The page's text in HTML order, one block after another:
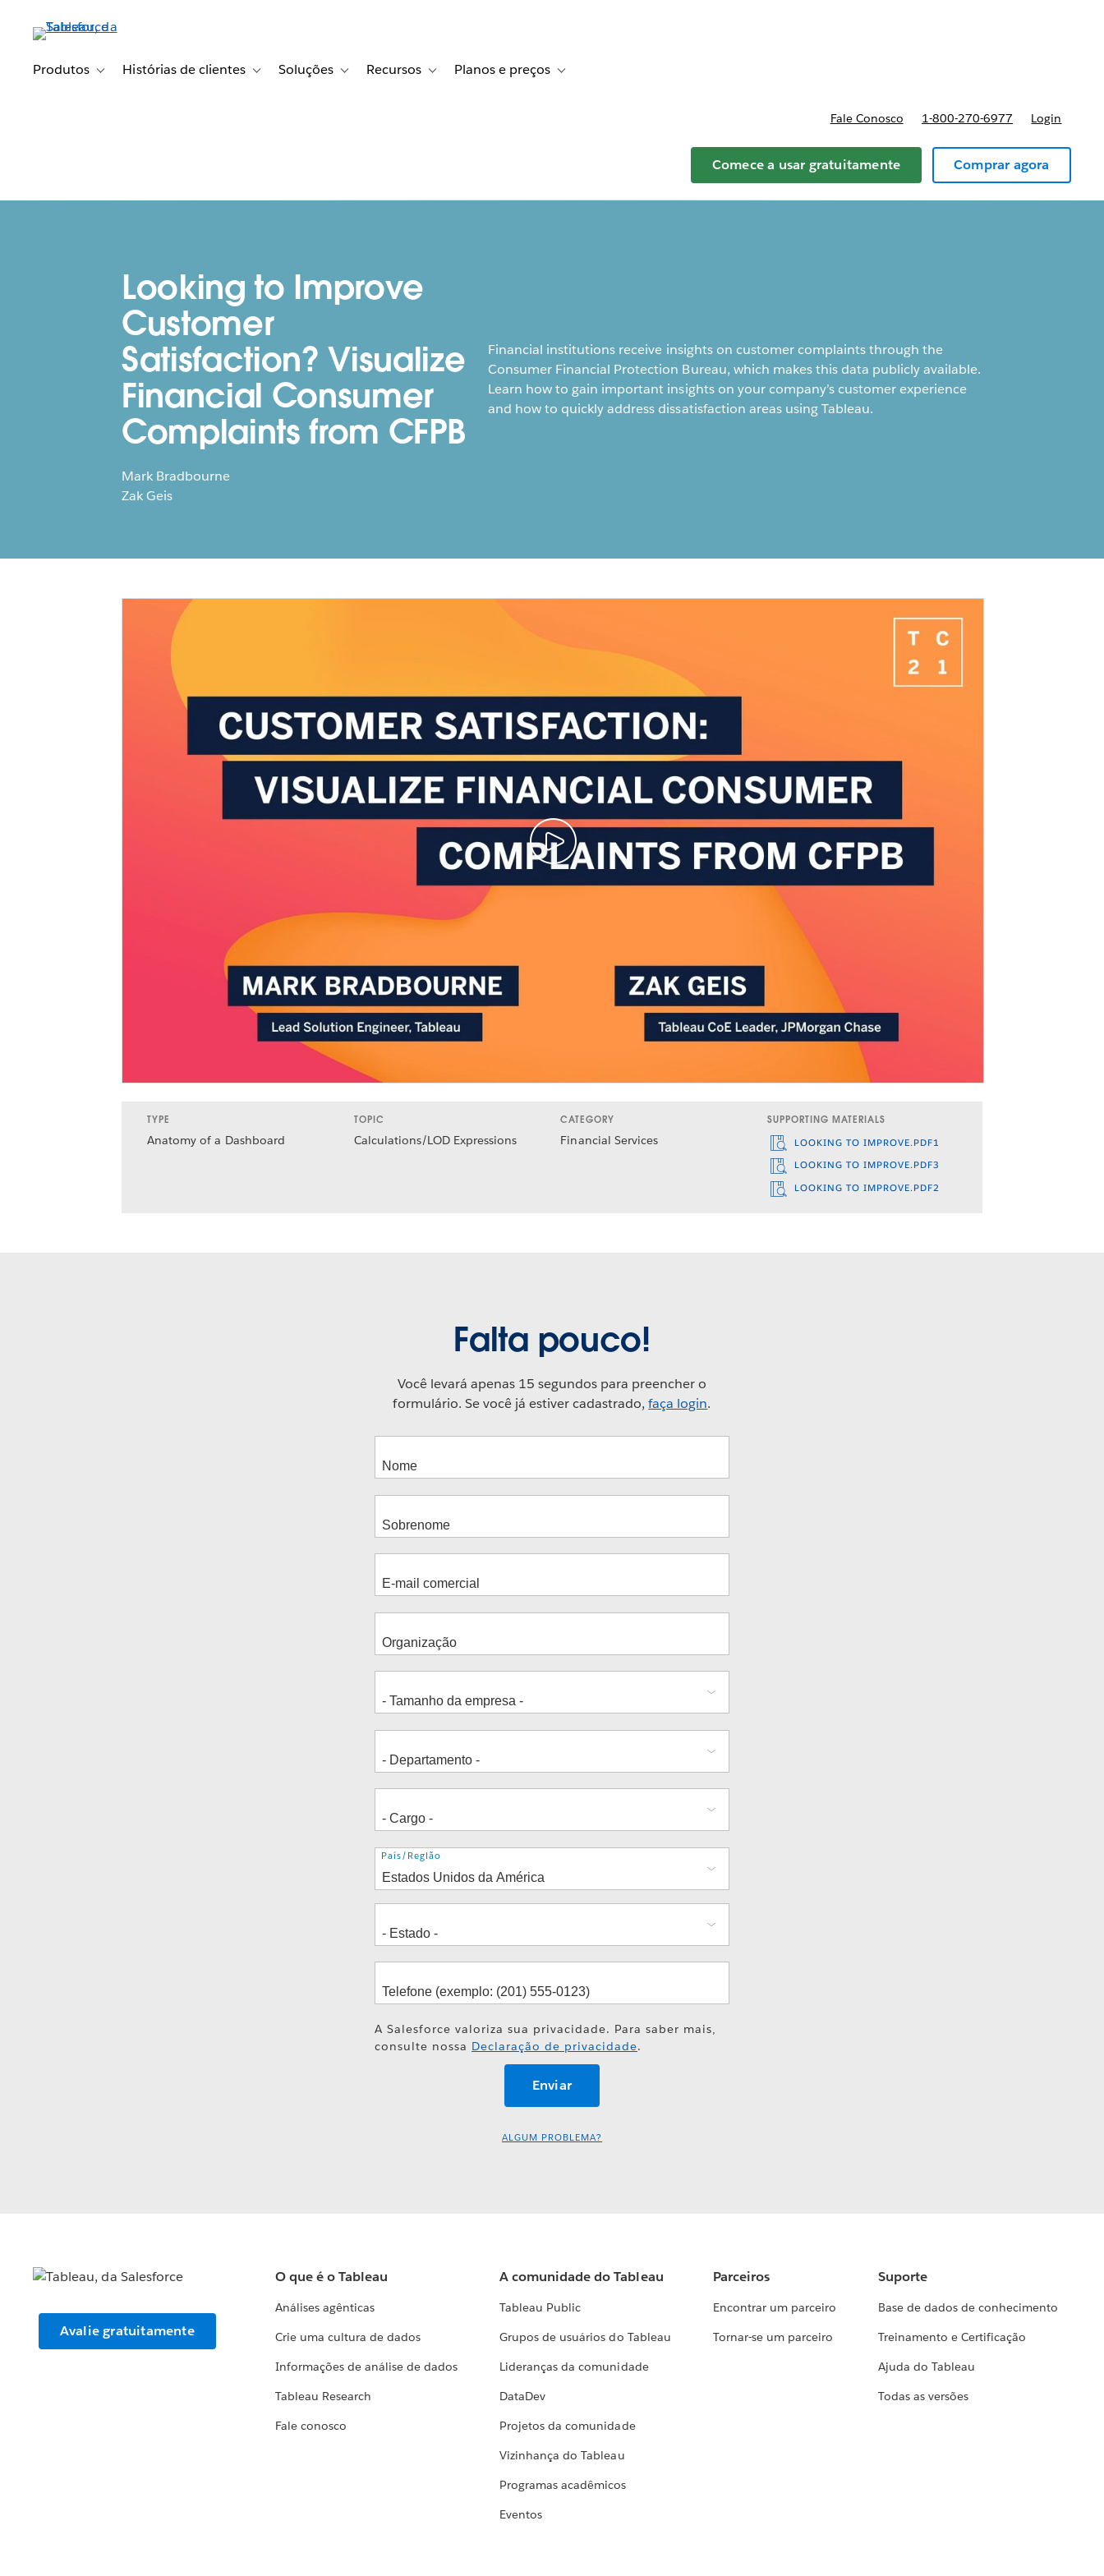
conteúdoProdutos Toggle sub-navigation for Produtos
Histórias de clientes Toggle sub-navigation for Histórias de clientes
Soluções Toggle sub-navigation for Soluções
Recursos Toggle sub-navigation for Recursos
Planos e preços Toggle sub-navigation for Planos e preços
Fale Conosco 1-800-270-6977 Login
Comece a usar gratuitamente Comprar agora
Looking to Improve
Customer
Satisfaction? Visualize
Financial Consumer
Complaints from CFPB
Mark Bradbourne
Zak Geis
Financial institutions receive insights on customer complaints through the
Consumer Financial Protection Bureau, which makes this data publicly available.
Learn how to gain important insights on your company’s customer experience
and how to quickly address dissatisfaction areas using Tableau.
TYPE
Anatomy of a Dashboard
TOPIC
Calculations/LOD Expressions
CATEGORY
Financial Services
SUPPORTING MATERIALS
LOOKING TO IMPROVE.PDF1
LOOKING TO IMPROVE.PDF3
LOOKING TO IMPROVE.PDF2
Falta pouco!
Você levará apenas 15 segundos para preencher o
formulário. Se você já estiver cadastrado,faça login.
Endereço
País/Região
A Salesforce valoriza sua privacidade. Para saber mais,
consulte nossa Declaração de privacidade.
ALGUM PROBLEMA?
Avalie gratuitamente
O que é o Tableau
Análises agênticas
Crie uma cultura de dados
Informações de análise de dados
Tableau Research
Fale conosco
A comunidade do Tableau
Tableau Public
Grupos de usuários do Tableau
Lideranças da comunidade
DataDev
Projetos da comunidade
Vizinhança do Tableau
Programas acadêmicos
Eventos
Parceiros
Encontrar um parceiro
Tornar-se um parceiro
Suporte
Base de dados de conhecimento
Treinamento e Certificação
Ajuda do Tableau
Todas as versões